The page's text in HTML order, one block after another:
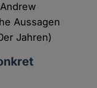
Aussagen
Jahren)